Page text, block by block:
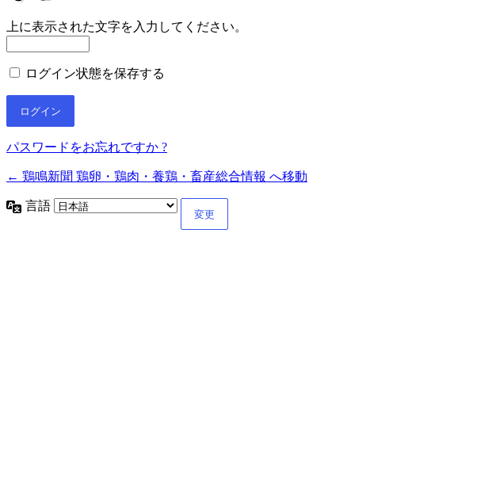
上に表示された文字を入力してください。
ログイン状態を保存する
パスワードをお忘れですか ?
← 鶏鳴新聞 鶏卵・鶏肉・養鶏・畜産総合情報 へ移動
言語